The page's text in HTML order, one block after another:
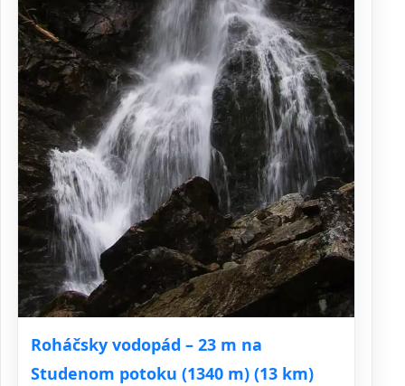
Roháčsky vodopád – 23 m na
Studenom potoku (1340 m) (13 km)